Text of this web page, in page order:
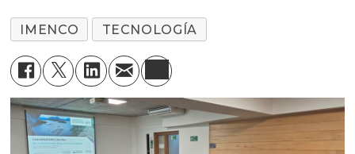
IMENCO TECNOLOGÍA